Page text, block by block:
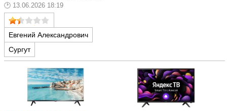
13.06.2026 18:19
Евгений Александрович
Сургут